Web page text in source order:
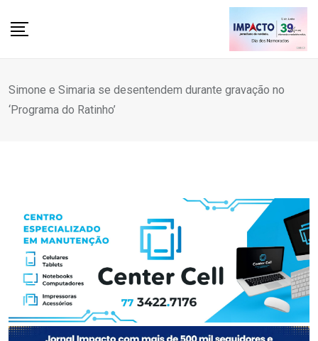
Simone e Simaria se desentendem durante gravação no
‘Programa do Ratinho’